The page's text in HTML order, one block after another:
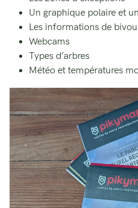
Un graphique polaire et
Les informations de
Webcams
Types d’arbres
Météo et températures